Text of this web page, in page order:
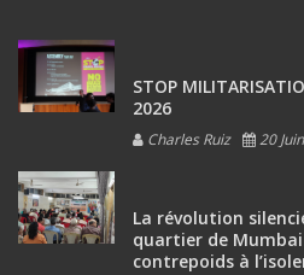
STOP
2026
Charles Ruiz 20
La révolution
quartier de
contrepoids à